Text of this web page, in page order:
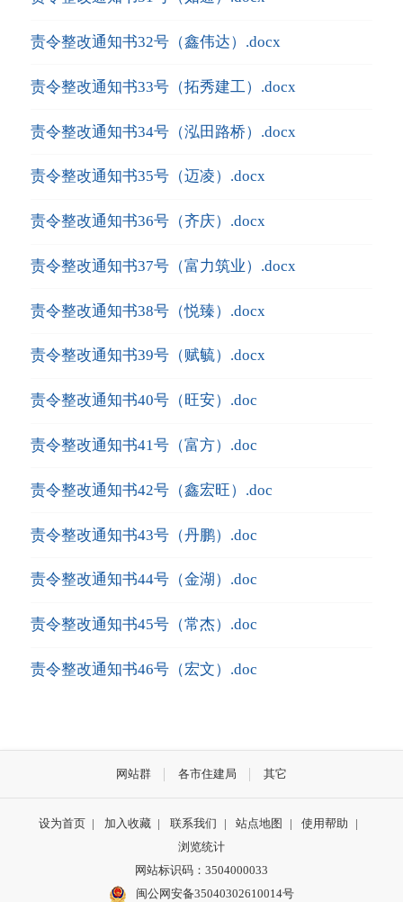
责令整改通知书32号（鑫伟达）.docx
责令整改通知书33号（拓秀建工）.docx
责令整改通知书34号（泓田路桥）.docx
责令整改通知书35号（迈凌）.docx
责令整改通知书36号（齐庆）.docx
责令整改通知书37号（富力筑业）.docx
责令整改通知书38号（悦臻）.docx
责令整改通知书39号（赋毓）.docx
责令整改通知书40号（旺安）.doc
责令整改通知书41号（富方）.doc
责令整改通知书42号（鑫宏旺）.doc
责令整改通知书43号（丹鹏）.doc
责令整改通知书44号（金湖）.doc
责令整改通知书45号（常杰）.doc
责令整改通知书46号（宏文）.doc
网站群 各市住建局 其它
设为首页 | 加入收藏 | 联系我们 | 站点地图 | 使用帮助
|
浏览统计
网站标识码：3504000033
闽公网安备35040302610014号